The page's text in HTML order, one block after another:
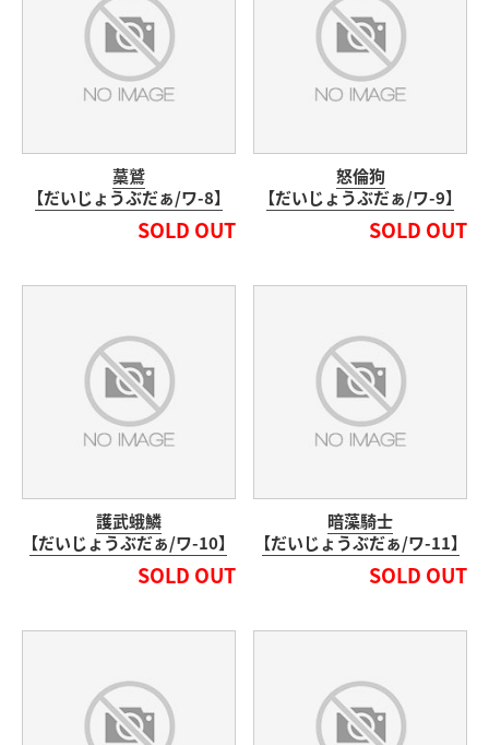
藁鷲
【だいじょうぶだぁ/ワ-8】
SOLD OUT
怒倫狗
【だいじょうぶだぁ/ワ-9】
SOLD OUT
護武蛾鱗
【だいじょうぶだぁ/ワ-10】
SOLD OUT
暗藻騎士
【だいじょうぶだぁ/ワ-11】
SOLD OUT